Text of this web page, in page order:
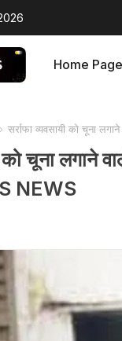
Home Page
सर्राफा व्यवसायी को चूना
को चूना लगाने
NEWS